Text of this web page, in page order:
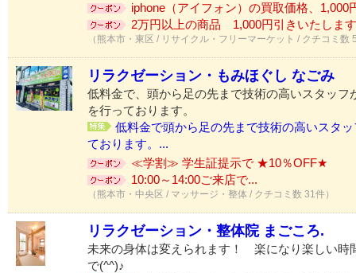
iphone（アイフォン）の買取価格、1,000
2万円以上の商品 1,000円引きいたしま
（熊本市・東区 / リサイクル・フリーマーケット / クチコミ数
リラクゼーション・もみほぐし なごみ
低料金で、頭から足の先まで技術の高いスタッフ
を行っております。
低料金で頭から足の先まで技術の高いスタ
ております。...
≪学割≫ 学生証提示で ★10％OFF★
10:00～14:00ご来店で...
（熊本市・中央区 / マッサージ・整体 / クチコミ数 31件）
リラクゼーション・整体院 まごころ.
未来の身体は変えられます！ 楽になり楽しい時
で(^^)♪